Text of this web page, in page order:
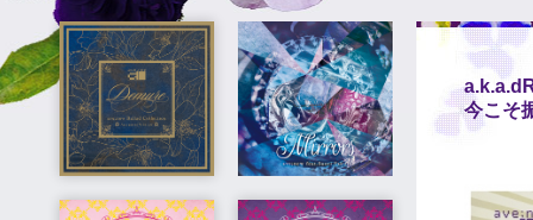
今こそ